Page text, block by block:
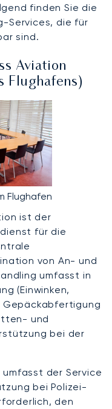
finden Sie die
Services, die für
sind.
Aviation
Flughafens)
Flughafen
ist der
für die
von An- und
umfasst in
(Einwinken,
Gepäckabfertigung
und
bei der
umfasst der Service
bei Polizei-
den